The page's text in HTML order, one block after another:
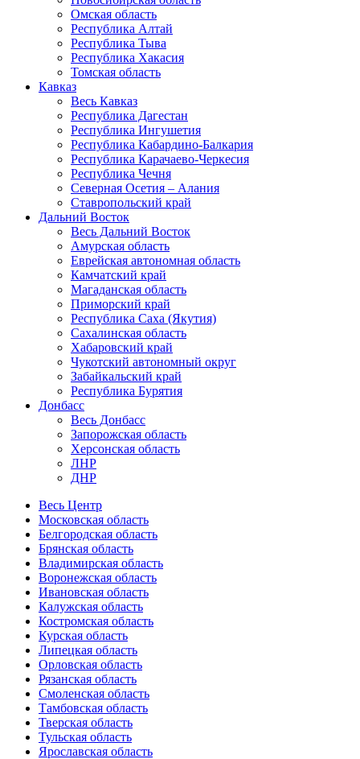
Омская область
Республика Алтай
Республика Тыва
Республика Хакасия
Томская область
Кавказ
Весь Кавказ
Республика Дагестан
Республика Ингушетия
Республика Кабардино-Балкария
Республика Карачаево-Черкесия
Республика Чечня
Северная Осетия – Алания
Ставропольский край
Дальний Восток
Весь Дальний Восток
Амурская область
Еврейская автономная область
Камчатский край
Магаданская область
Приморский край
Республика Саха (Якутия)
Сахалинская область
Хабаровский край
Чукотский автономный округ
Забайкальский край
Республика Бурятия
Донбасс
Весь Донбасс
Запорожская область
Херсонская область
ЛНР
ДНР
Весь Центр
Московская область
Белгородская область
Брянская область
Владимирская область
Воронежская область
Ивановская область
Калужская область
Костромская область
Курская область
Липецкая область
Орловская область
Рязанская область
Смоленская область
Тамбовская область
Тверская область
Тульская область
Ярославская область